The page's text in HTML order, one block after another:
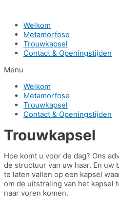
contentWelkom
Metamorfose
Trouwkapsel
Contact & Openingstijden
Menu
Welkom
Metamorfose
Trouwkapsel
Contact & Openingstijden
Trouwkapsel
Hoe komt u voor de dag? Ons
de structuur van uw haar. En
te laten vallen op een kapsel
om de uitstraling van het kapsel
naar voren komen.